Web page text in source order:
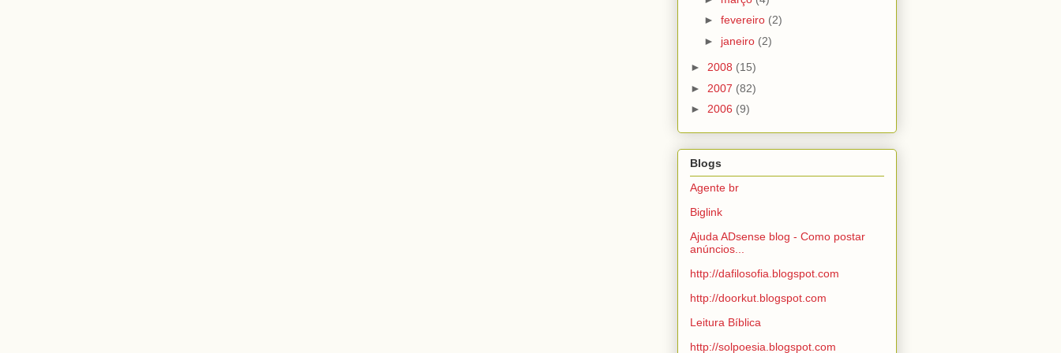
► fevereiro (2)
► janeiro (2)
► 2008 (15)
► 2007 (82)
► 2006 (9)
Blogs
Agente br
Biglink
Ajuda ADsense blog - Como postar
anúncios...
http://dafilosofia.blogspot.com
http://doorkut.blogspot.com
Leitura Bíblica
http://solpoesia.blogspot.com